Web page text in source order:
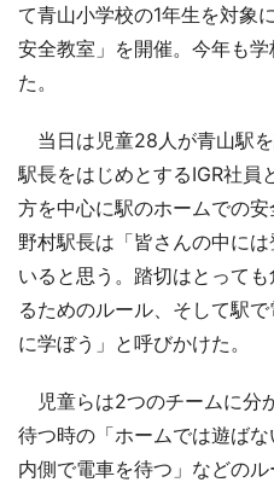
て青山小学校の1年生を対象
安全教室」を開催。今年も
た。
当日は児童28人が青山駅
駅長をはじめとするIGR社員
方を中心に駅のホームでの安
野村駅長は「皆さんの中に
いると思う。踏切はとって
るためのルール、そして駅
に学ぼう」と呼びかけた。
児童らは2つのチームに分
待つ時の「ホームでは遊ば
内側で電車を待つ」などの